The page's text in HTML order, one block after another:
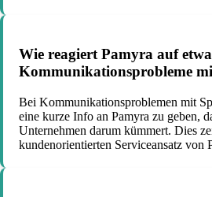
Wie reagiert Pamyra auf
Kommunikationsprobleme
Bei Kommunikationsproblemen mit
eine kurze Info an Pamyra zu geben,
Unternehmen darum kümmert. Dies
kundenorientierten Serviceansatz von